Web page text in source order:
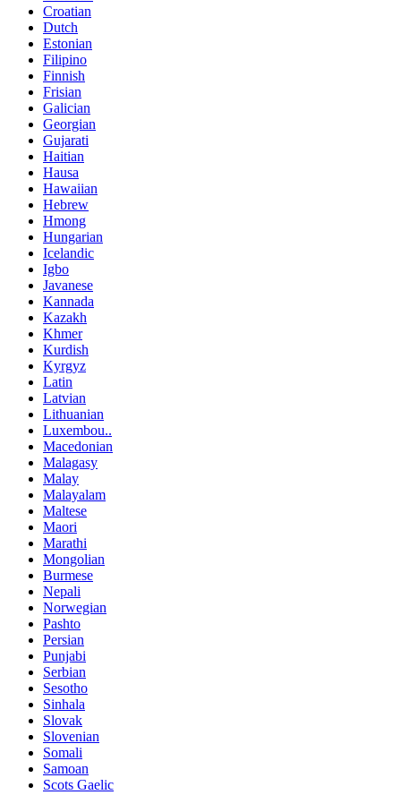
Croatian
Dutch
Estonian
Filipino
Finnish
Frisian
Galician
Georgian
Gujarati
Haitian
Hausa
Hawaiian
Hebrew
Hmong
Hungarian
Icelandic
Igbo
Javanese
Kannada
Kazakh
Khmer
Kurdish
Kyrgyz
Latin
Latvian
Lithuanian
Luxembou..
Macedonian
Malagasy
Malay
Malayalam
Maltese
Maori
Marathi
Mongolian
Burmese
Nepali
Norwegian
Pashto
Persian
Punjabi
Serbian
Sesotho
Sinhala
Slovak
Slovenian
Somali
Samoan
Scots Gaelic